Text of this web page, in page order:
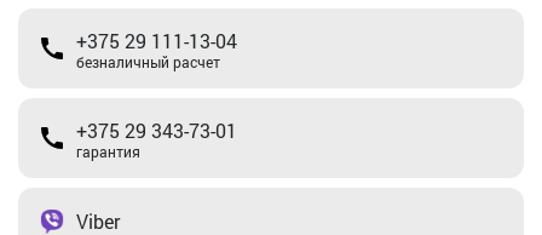
+375 29 111-13-04
безналичный расчет
+375 29 343-73-01
гарантия
Viber